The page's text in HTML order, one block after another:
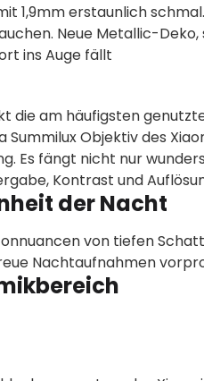
1,9mm erstaunlich
Neue Metallic-
ins Auge fällt
die am häufigsten
Objektiv des
Es fängt nicht nur
Kontrast und
der Nacht
von tiefen
Nachtaufnahmen